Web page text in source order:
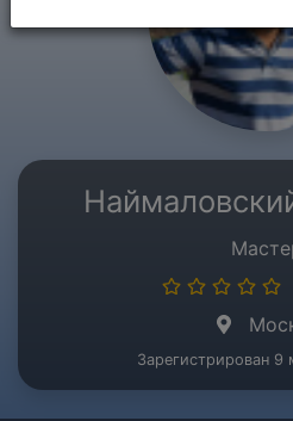
Зарегистрирован 9